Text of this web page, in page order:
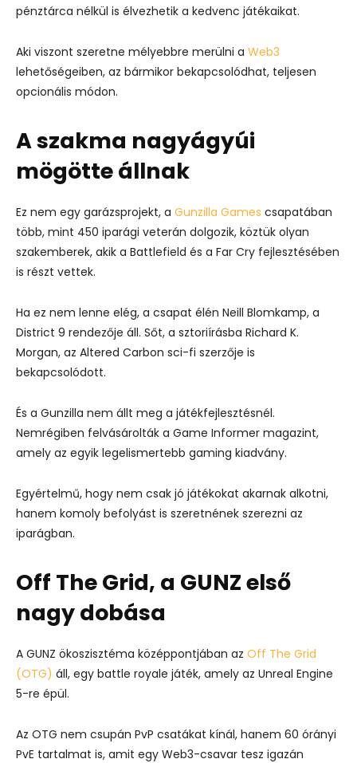
pénztárca nélkül is élvezhetik a kedvenc játékaikat.
Aki viszont szeretne mélyebbre merülni a Web3
lehetőségeiben, az bármikor bekapcsolódhat, teljesen
opcionális módon.
A szakma nagyágyúi
mögötte állnak
Ez nem egy garázsprojekt, a Gunzilla Games csapatában
több, mint 450 iparági veterán dolgozik, köztük olyan
szakemberek, akik a Battlefield és a Far Cry fejlesztésében
is részt vettek.
Ha ez nem lenne elég, a csapat élén Neill Blomkamp, a
District 9 rendezője áll. Sőt, a sztoriírásba Richard K.
Morgan, az Altered Carbon sci-fi szerzője is
bekapcsolódott.
És a Gunzilla nem állt meg a játékfejlesztésnél.
Nemrégiben felvásárolták a Game Informer magazint,
amely az egyik legelismertebb gaming kiadvány.
Egyértelmű, hogy nem csak jó játékokat akarnak alkotni,
hanem komoly befolyást is szeretnének szerezni az
iparágban.
Off The Grid, a GUNZ első
nagy dobása
A GUNZ ökoszisztéma középpontjában az Off The Grid
(OTG) áll, egy battle royale játék, amely az Unreal Engine
5-re épül.
Az OTG nem csupán PvP csatákat kínál, hanem 60 órányi
PvE tartalmat is, amit egy Web3-csavar tesz igazán